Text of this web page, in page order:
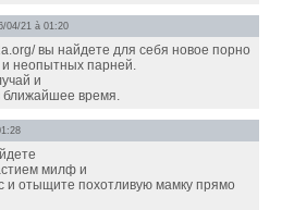
04/21 à 01:20
вы найдете для себя новое порно
неопытных парней.
и
ближайшее время.
милф и
и отыщите похотливую мамку прямо